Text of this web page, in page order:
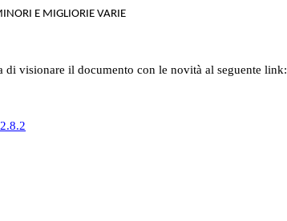
E MIGLIORIE VARIE
di visionare il documento con le novità al seguente link: